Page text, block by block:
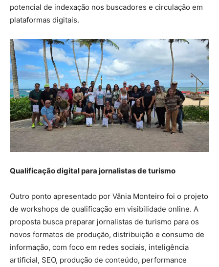
potencial de indexação nos buscadores e circulação em
plataformas digitais.
Qualificação digital para jornalistas de turismo
Outro ponto apresentado por Vânia Monteiro foi o projeto
de workshops de qualificação em visibilidade online. A
proposta busca preparar jornalistas de turismo para os
novos formatos de produção, distribuição e consumo de
informação, com foco em redes sociais, inteligência
artificial, SEO, produção de conteúdo, performance